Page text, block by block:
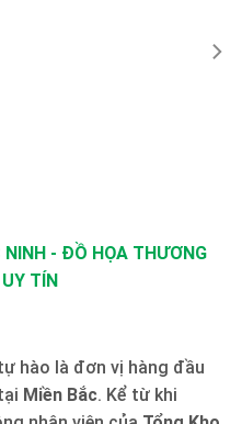
- ĐỒ HỌA THƯƠNG
TÍN
hào là đơn vị hàng đầu
Miền Bắc. Kể từ khi